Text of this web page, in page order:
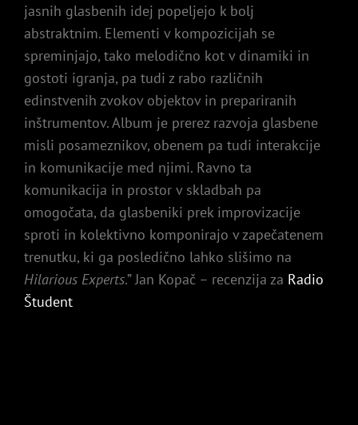
jasnih glasbenih idej popeljejo k bolj
abstraktnim. Elementi v kompozicijah se
spreminjajo, tako melodično kot v dinamiki in
gostoti igranja, pa tudi z rabo različnih
edinstvenih zvokov objektov in prepariranih
inštrumentov. Album je prerez razvoja glasbene
misli posameznikov, obenem pa tudi interakcije
in komunikacije med njimi. Ravno ta
komunikacija in prostor v skladbah pa
omogočata, da glasbeniki prek improvizacije
sproti in kolektivno komponirajo v zapečatenem
trenutku, ki ga posledično lahko slišimo na
Hilarious Experts.” Jan Kopač – recenzija za Radio
Študent